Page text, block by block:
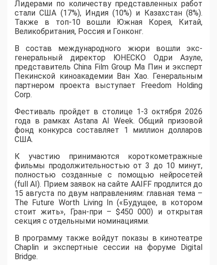
Лидерами по количеству представленных работ
стали США (17%), Индия (10%) и Казахстан (8%).
Также в топ-10 вошли Южная Корея, Китай,
Великобритания, Россия и Гонконг.
В состав международного жюри вошли экс-
генеральный директор ЮНЕСКО Одри Азуле,
представитель China Film Group Ма Пин и эксперт
Пекинской киноакадемии Ван Хао. Генеральным
партнером проекта выступает Freedom Holding
Corp.
​Фестиваль пройдет в столице 1-3 октября 2026
года в рамках Astana AI Week. Общий призовой
фонд конкурса составляет 1 миллион долларов
США.
К участию принимаются короткометражные
фильмы продолжительностью от 3 до 10 минут,
полностью созданные с помощью нейросетей
(full AI). Прием заявок на сайте AAIFF продлится до
15 августа по двум направлениям: главная тема –
The Future Worth Living In («Будущее, в котором
стоит жить», Гран-при – $450 000) и открытая
секция с отдельными номинациями.
В программу также войдут показы в кинотеатре
Chaplin и экспертные сессии на форуме Digital
Bridge.